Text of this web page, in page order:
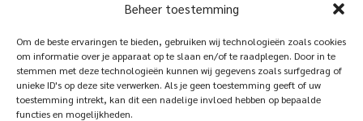
Beheer toestemming
Om de beste ervaringen te bieden, gebruiken wij technologieën zoals cookies
om informatie over je apparaat op te slaan en/of te raadplegen. Door in te
stemmen met deze technologieën kunnen wij gegevens zoals surfgedrag of
unieke ID's op deze site verwerken. Als je geen toestemming geeft of uw
toestemming intrekt, kan dit een nadelige invloed hebben op bepaalde
functies en mogelijkheden.
Home
Products
iQ Atelier
Sustainablility
Vacancies
Contact